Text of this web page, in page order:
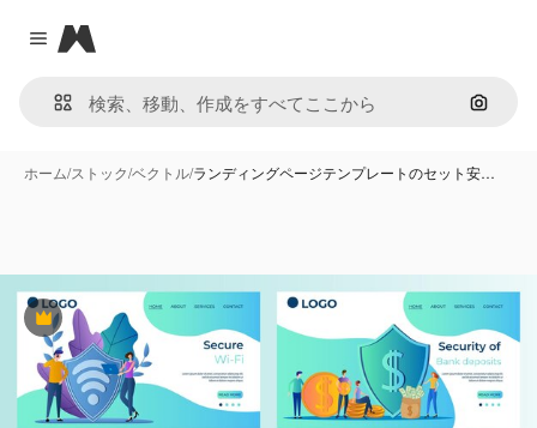
Close menu
Magnific
画像で
ホーム/ストック/ベクトル/ランディングページテンプレートのセット安…
Premium